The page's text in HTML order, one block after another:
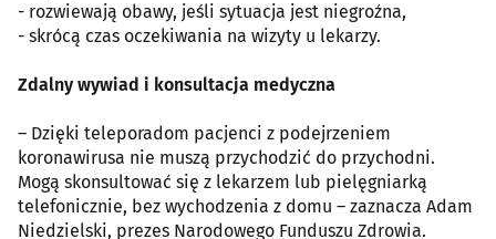
- rozwiewają obawy, jeśli sytuacja jest niegroźna,
- skrócą czas oczekiwania na wizyty u lekarzy.
Zdalny wywiad i konsultacja medyczna
– Dzięki teleporadom pacjenci z podejrzeniem
koronawirusa nie muszą przychodzić do przychodni.
Mogą skonsultować się z lekarzem lub pielęgniarką
telefonicznie, bez wychodzenia z domu – zaznacza Adam
Niedzielski, prezes Narodowego Funduszu Zdrowia.